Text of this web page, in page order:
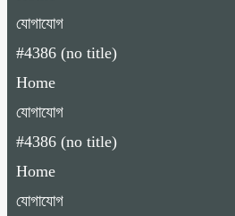
যোগাযোগ
#4386 (no title)
Home
যোগাযোগ
#4386 (no title)
Home
যোগাযোগ